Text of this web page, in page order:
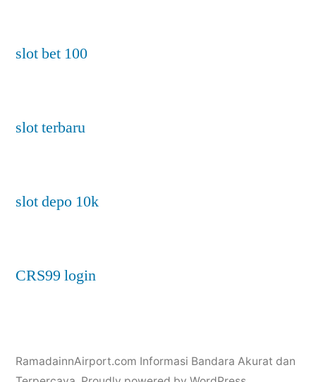
slot bet 100
slot terbaru
slot depo 10k
CRS99 login
RamadainnAirport.com Informasi Bandara Akurat dan